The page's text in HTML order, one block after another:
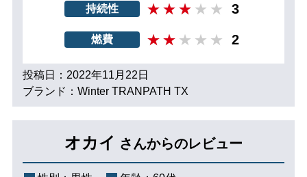
持続性 3
燃費 2
投稿日：2022年11月22日
ブランド：Winter TRANPATH TX
オカイ さんからのレビュー